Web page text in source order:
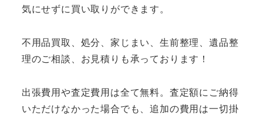
気にせずに買い取りができます。
不用品買取、処分、家じまい、生前整理、遺品整
理のご相談、お見積りも承っております！
出張費用や査定費用は全て無料。査定額にご納得
いただけなかった場合でも、追加の費用は一切掛